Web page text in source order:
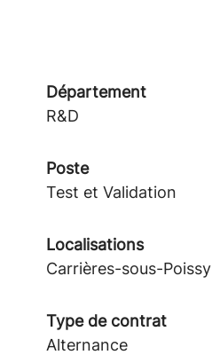
Département
R&D
Poste
Test et Validation
Localisations
Carrières-sous-Poissy
Type de contrat
Alternance